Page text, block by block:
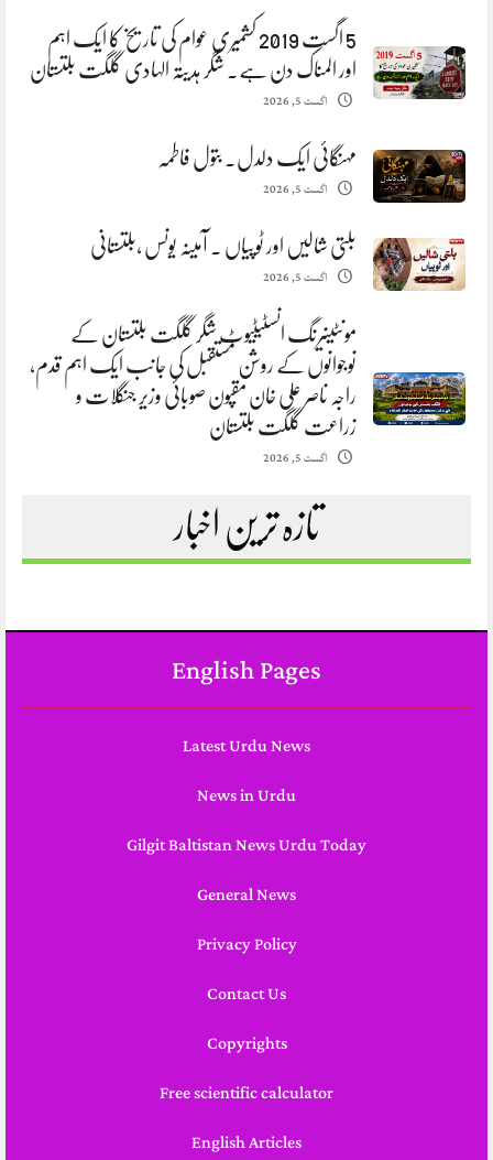
5 اگست 2019 کشمیری عوام کی تاریخ کا ایک اہم
اور المناک دن ہے. شگر ہدیتہ الہادی گلگت بلتستان
اگست 5, 2026
مہنگائی ایک دلدل. بتول فاطمہ
اگست 5, 2026
بلتی شالیں اور ٹوپیاں . آمینہ یونس ،بلتستانی
اگست 5, 2026
مونٹینیرنگ انسٹیٹیوٹ شگر گلگت بلتستان کے
نوجوانوں کے روشن مستقبل کی جانب ایک اہم قدم،
راجہ ناصر علی خان مقپون صوبائی وزیر جنگلات و
زراعت گلگت بلتستان
اگست 5, 2026
تازہ ترین اخبار
English Pages
Latest Urdu News
News in Urdu
Gilgit Baltistan News Urdu Today
General News
Privacy Policy
Contact Us
Copyrights
Free scientific calculator
English Articles